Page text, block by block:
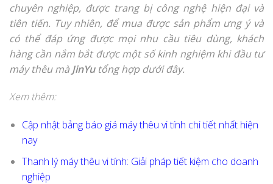
chuyên nghiệp, được trang bị công nghệ hiện đại và
tiên tiến. Tuy nhiên, để mua được sản phẩm ưng ý và
có thể đáp ứng được mọi nhu cầu tiêu dùng, khách
hàng cần nắm bắt được một số kinh nghiệm khi đầu tư
máy thêu mà JinYutổng hợp dưới đây.
Xem thêm:
Cập nhật bảng báo giá máy thêu vi tính chi tiết nhất hiện
nay
Thanh lý máy thêu vi tính: Giải pháp tiết kiệm cho doanh
nghiệp